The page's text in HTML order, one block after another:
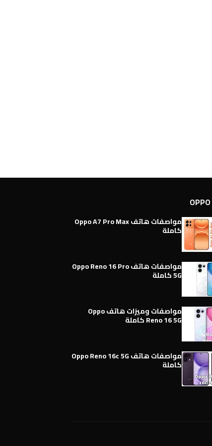
مواصفات هاتف Oppo A7 Pro Max
كاملة
مواصفات هاتف Oppo Reno 16 Pro
5G كاملة
مواصفات وميزات هاتف Oppo
Reno 16 5G كاملة
مواصفات هاتف Oppo Reno 16c 5G
كاملة